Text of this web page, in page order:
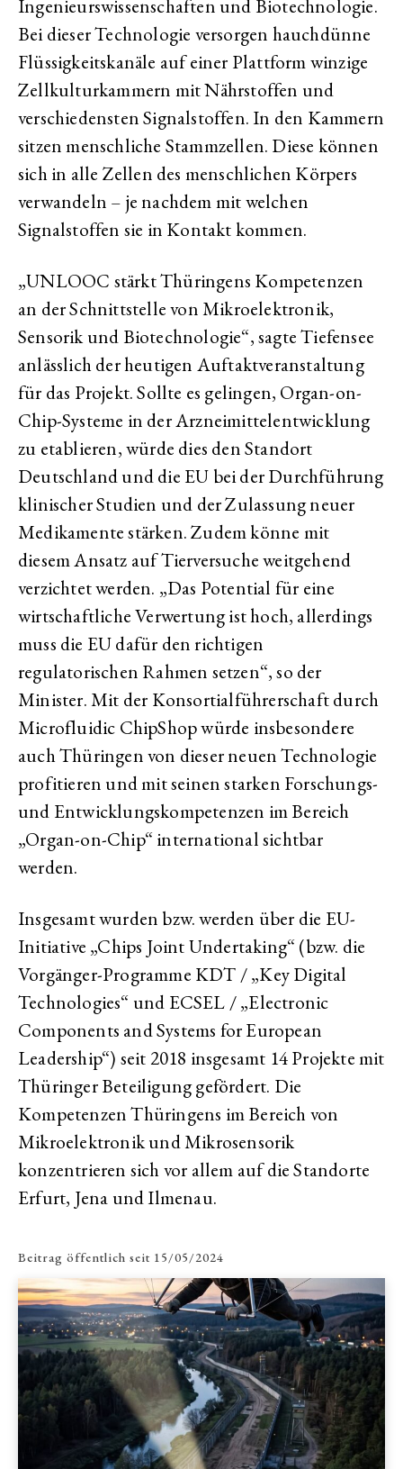
Ingenieurswissenschaften und Biotechnologie.
Bei dieser Technologie versorgen hauchdünne
Flüssigkeitskanäle auf einer Plattform winzige
Zellkulturkammern mit Nährstoffen und
verschiedensten Signalstoffen. In den Kammern
sitzen menschliche Stammzellen. Diese können
sich in alle Zellen des menschlichen Körpers
verwandeln – je nachdem mit welchen
Signalstoffen sie in Kontakt kommen.
„UNLOOC stärkt Thüringens Kompetenzen
an der Schnittstelle von Mikroelektronik,
Sensorik und Biotechnologie“, sagte Tiefensee
anlässlich der heutigen Auftaktveranstaltung
für das Projekt. Sollte es gelingen, Organ-on-
Chip-Systeme in der Arzneimittelentwicklung
zu etablieren, würde dies den Standort
Deutschland und die EU bei der Durchführung
klinischer Studien und der Zulassung neuer
Medikamente stärken. Zudem könne mit
diesem Ansatz auf Tierversuche weitgehend
verzichtet werden. „Das Potential für eine
wirtschaftliche Verwertung ist hoch, allerdings
muss die EU dafür den richtigen
regulatorischen Rahmen setzen“, so der
Minister. Mit der Konsortialführerschaft durch
Microfluidic ChipShop würde insbesondere
auch Thüringen von dieser neuen Technologie
profitieren und mit seinen starken Forschungs-
und Entwicklungskompetenzen im Bereich
„Organ-on-Chip“ international sichtbar
werden.
Insgesamt wurden bzw. werden über die EU-
Initiative „Chips Joint Undertaking“ (bzw. die
Vorgänger-Programme KDT / „Key Digital
Technologies“ und ECSEL / „Electronic
Components and Systems for European
Leadership“) seit 2018 insgesamt 14 Projekte mit
Thüringer Beteiligung gefördert. Die
Kompetenzen Thüringens im Bereich von
Mikroelektronik und Mikrosensorik
konzentrieren sich vor allem auf die Standorte
Erfurt, Jena und Ilmenau.
Beitrag öffentlich seit 15/05/2024